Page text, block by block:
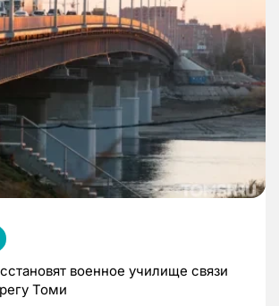
военное училище связи
Томи